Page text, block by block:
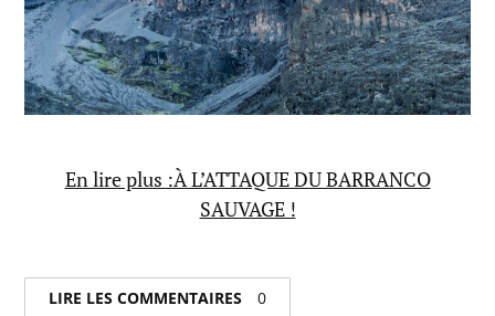
En lire plus :À L’ATTAQUE DU BARRANCO
SAUVAGE !
LIRE LES COMMENTAIRES 0